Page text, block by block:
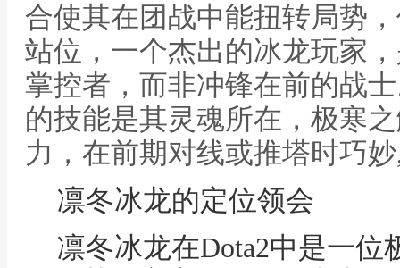
合使其在团战中能扭转局势
站位，一个杰出的冰龙玩家
掌控者，而非冲锋在前的战
的技能是其灵魂所在，极寒
力，在前期对线或推塔时巧
凛冬冰龙的定位领会
凛冬冰龙在Dota2中是一位